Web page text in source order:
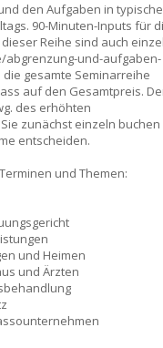
den Aufgaben in
90-Minuten-Inputs für
Reihe sind auch
abgrenzung-und-aufgaben-
gesamte Seminarreihe
auf den Gesamtpreis.
des erhöhten
zunächst einzeln buchen
entscheiden.
und Themen:
und Heimen
und Ärzten